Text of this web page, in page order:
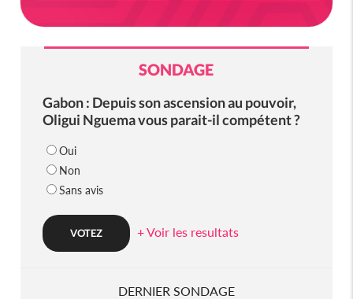
SONDAGE
Gabon : Depuis son ascension au pouvoir,
Oligui Nguema vous parait-il compétent ?
Oui
Non
Sans avis
+ Voir les resultats
DERNIER SONDAGE